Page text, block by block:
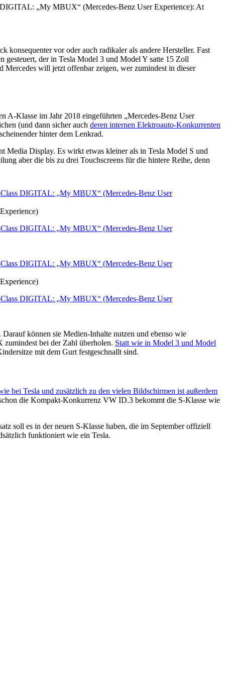
konsequenter vor oder auch radikaler als andere Hersteller. Fast
gesteuert, der in Tesla Model 3 und Model Y satte 15 Zoll
Mercedes will jetzt offenbar zeigen, wer zumindest in dieser
A-Klasse im Jahr 2018 eingeführten „Mercedes-Benz User
(und dann sicher auch deren internen Elektroauto-Konkurrenten
hinter dem Lenkrad.
Media Display. Es wirkt etwas kleiner als in Tesla Model S und
aber die bis zu drei Touchscreens für die hintere Reihe, denn
können sie Medien-Inhalte nutzen und ebenso wie
bei der Zahl überholen. Statt wie in Model 3 und Model
mit dem Gurt festgeschnallt sind.
bei Tesla und zusätzlich zu den vielen Bildschirmen ist außerdem
die Kompakt-Konkurrenz VW ID.3 bekommt die S-Klasse wie
soll es in der neuen S-Klasse haben, die im September offiziell
funktioniert wie ein Tesla.